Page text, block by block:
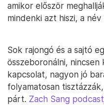
amikor először
mindenki azt hiszi, a
Sok rajongó és a sajtó
összeboronálni,
kapcsolat, nagyon jó
folyamatosan
párt. Zach Sang